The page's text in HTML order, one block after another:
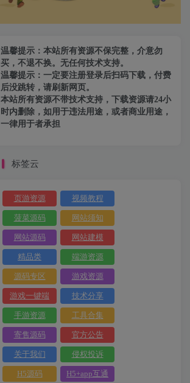
温馨提示：本站所有资源不保完整，介意勿
买，不退不换。无任何技术支持。
温馨提示：一定要注册登录后扫码下载，付费
后没跳转，请刷新网页。
本站所有资源不带技术支持，下载资源请24小
时内删除，如用于违法用途，或者商业用途，
一律用于者承担
标签云
页游资源 视频教程
菠菜源码 网站须知
网站源码 网站建模
精品类 端游资源
源码专区 游戏资源
游戏一键端 技术分享
手游资源 工具合集
寄售源码 官方公告
关于我们 侵权投诉
H5源码 H5+app互通